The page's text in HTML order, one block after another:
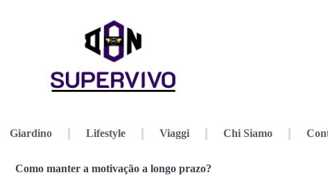
Giardino Lifestyle Viaggi Chi Siamo
Como manter a motivação a longo prazo?